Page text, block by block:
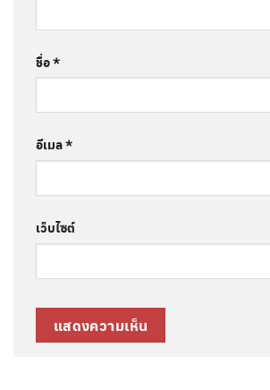
ชื่อ*
อีเมล*
เว็บไซต์